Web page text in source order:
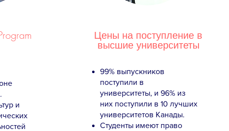
и
Цены на поступление в
высшие университеты
99% выпускников
поступили в
университеты, и 96% из
них поступили в 10 лучших
университетов Канады.
Студенты имеют право